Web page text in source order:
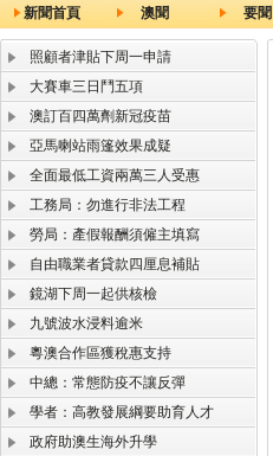
新聞首頁 澳聞 要聞
照顧者津貼下周一申請
大賽車三日鬥五項
澳訂百四萬劑新冠疫苗
亞馬喇站雨篷效果成疑
全面最低工資兩萬三人受惠
工務局：勿進行非法工程
勞局：產假報酬須僱主填寫
自由職業者貸款四厘息補貼
鏡湖下周一起供核檢
九號波水浸料逾米
粵澳合作區獲稅惠支持
中總：常態防疫不讓反彈
學者：高教發展綱要助育人才
政府助澳生海外升學